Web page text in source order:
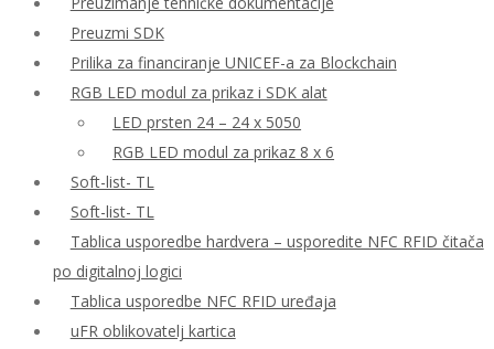
Preuzmi SDK
Prilika za financiranje UNICEF-a za Blockchain
RGB LED modul za prikaz i SDK alat
LED prsten 24 – 24 x 5050
RGB LED modul za prikaz 8 x 6
Soft-list- TL
Soft-list- TL
Tablica usporedbe hardvera – usporedite NFC RFID čitača
po digitalnoj logici
Tablica usporedbe NFC RFID uređaja
uFR oblikovatelj kartica